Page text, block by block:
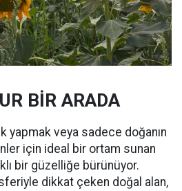
BİR ARADA
yapmak veya sadece doğanın
için ideal bir ortam sunan
bir güzelliğe bürünüyor.
dikkat çeken doğal alan,